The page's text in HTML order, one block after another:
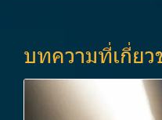
บทความที่เกี่ยว